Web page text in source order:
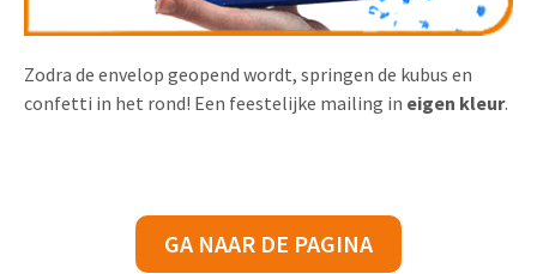
Zodra de envelop geopend wordt, springen de kubus en
confetti in het rond! Een feestelijke mailing in eigen kleur.
GA NAAR DE PAGINA